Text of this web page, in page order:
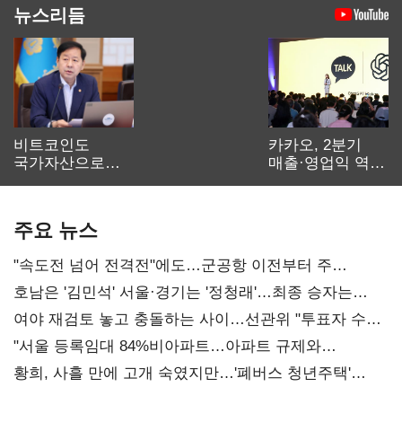
뉴스리듬
비트코인도
국가자산으로…'
카카오, 2분기
매출·영업익 역대
주요 뉴스
"속도전 넘어 전격전"에도…군공항 이전부터 주
52시간까지 '뇌관'
호남은 '김민석' 서울·경기는 '정청래'…최종 승자는
'안갯속'
여야 재검토 놓고 충돌하는 사이…선관위 "투표자 수
오차 당연"
"서울 등록임대 84%비아파트…아파트 규제와
달리해야"
황희, 사흘 만에 고개 숙였지만…'폐버스 청년주택'